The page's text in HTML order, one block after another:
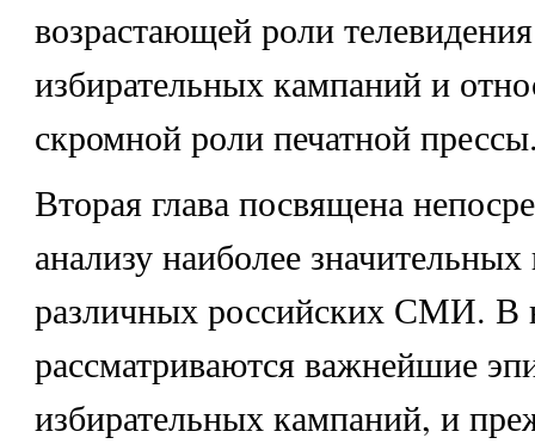
возрастающей роли
избирательных кампаний и
скромной роли печатной
Вторая глава посвящена
анализу наиболее
различных российских СМИ. В
рассматриваются важнейшие
избирательных кампаний, и